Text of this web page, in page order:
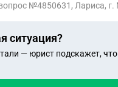
доставку и монтаж
в
остаток суммы сын
года сын
№4850631, Лариса, г.
ситуация?
— юрист подскажет, что